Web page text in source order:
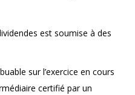
est soumise à des
sur l’exercice en cours
certifié par un